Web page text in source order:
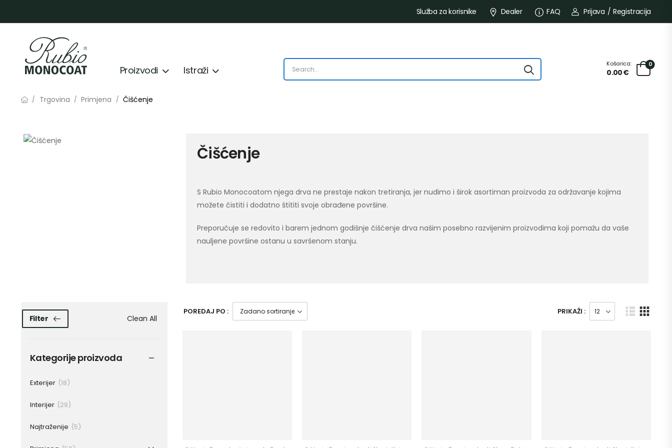
Služba za korisnike Dealer FAQ Prijava / Registracija
Proizvodi Istraži
Košarica:
0.00€
0
/ Trgovina / Primjena / Čišćenje
Čišćenje
S Rubio Monocoatom njega drva ne prestaje nakon tretiranja, jer nudimo i širok asortiman proizvoda za održavanje kojima
možete čistiti i dodatno štititi svoje obrađene površine.
Preporučuje se redovito i barem jednom godišnje čišćenje drva našim posebno razvijenim proizvodima koji pomažu da vaše
nauljene površine ostanu u savršenom stanju.
Filter Clean All
Kategorije proizvoda
Exterijer (18)
Interijer (29)
Najtraženije (5)
POREDAJ PO : PRIKAŽI :